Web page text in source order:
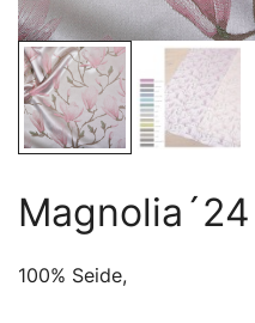
100% Seide,